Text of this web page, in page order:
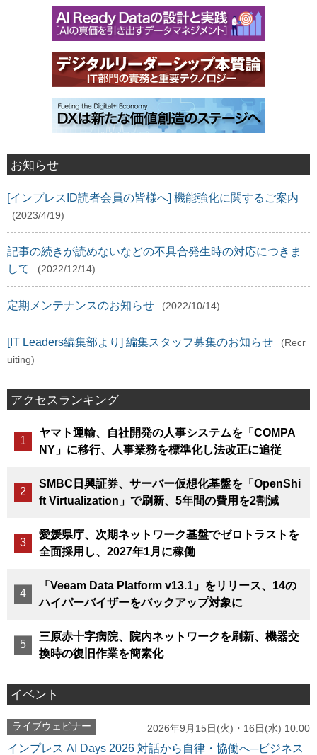
お知らせ
[インプレスID読者会員の皆様へ] 機能強化に関するご案内
(2023/4/19)
記事の続きが読めないなどの不具合発生時の対応につきま
して
(2022/12/14)
定期メンテナンスのお知らせ (2022/10/14)
[IT Leaders編集部より] 編集スタッフ募集のお知らせ
(Recr
uiting)
アクセスランキング
ヤマト運輸、自社開発の人事システムを「COMPA
NY」に移行、人事業務を標準化し法改正に追従
SMBC日興証券、サーバー仮想化基盤を「OpenShi
ft Virtualization」で刷新、5年間の費用を2割減
愛媛県庁、次期ネットワーク基盤でゼロトラストを
全面採用し、2027年1月に稼働
「Veeam Data Platform v13.1」をリリース、14の
ハイパーバイザーをバックアップ対象に
三原赤十字病院、院内ネットワークを刷新、機器交
換時の復旧作業を簡素化
イベント
ライブウェビナー 2026年9月15日(火)・16日(水) 10:00
インプレス AI Days 2026 対話から自律・協働へ─ビジネス